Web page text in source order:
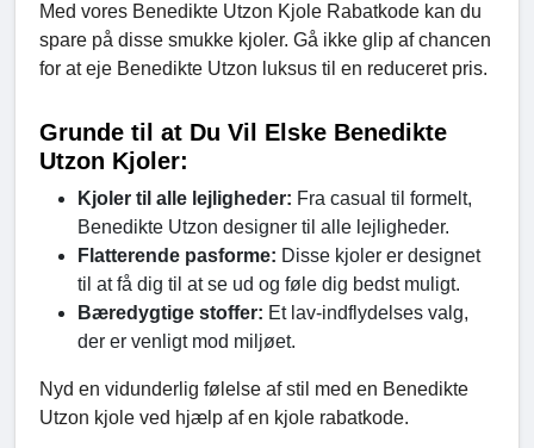
Med vores Benedikte Utzon Kjole Rabatkode kan du
spare på disse smukke kjoler. Gå ikke glip af chancen
for at eje Benedikte Utzon luksus til en reduceret pris.
Grunde til at Du Vil Elske Benedikte
Utzon Kjoler:
Kjoler til alle lejligheder: Fra casual til formelt,
Benedikte Utzon designer til alle lejligheder.
Flatterende pasforme: Disse kjoler er designet
til at få dig til at se ud og føle dig bedst muligt.
Bæredygtige stoffer: Et lav-indflydelses valg,
der er venligt mod miljøet.
Nyd en vidunderlig følelse af stil med en Benedikte
Utzon kjole ved hjælp af en kjole rabatkode.